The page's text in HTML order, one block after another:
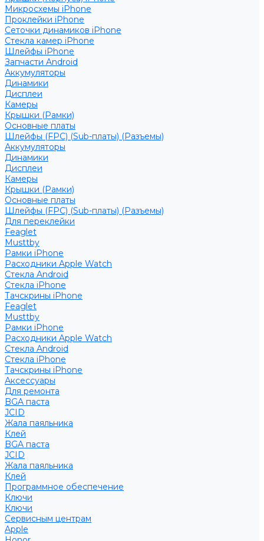
Микросхемы iPhone
Проклейки iPhone
Сеточки динамиков iPhone
Стекла камер iPhone
Шлейфы iPhone
Запчасти Android
Аккумуляторы
Динамики
Дисплеи
Камеры
Крышки (Рамки)
Основные платы
Шлейфы (FPC) (Sub-платы) (Разъемы)
Аккумуляторы
Динамики
Дисплеи
Камеры
Крышки (Рамки)
Основные платы
Шлейфы (FPC) (Sub-платы) (Разъемы)
Для переклейки
Feaglet
Musttby
Рамки iPhone
Расходники Apple Watch
Стекла Android
Стекла iPhone
Тачскрины iPhone
Feaglet
Musttby
Рамки iPhone
Расходники Apple Watch
Стекла Android
Стекла iPhone
Тачскрины iPhone
Аксессуары
Для ремонта
BGA паста
JCID
Жала паяльника
Клей
BGA паста
JCID
Жала паяльника
Клей
Программное обеспечение
Ключи
Ключи
Сервисным центрам
Apple